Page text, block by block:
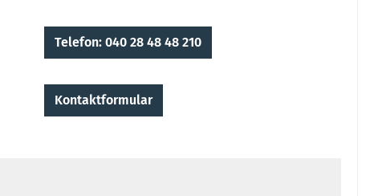
Telefon: 040 28 48 48 210
Kontaktformular